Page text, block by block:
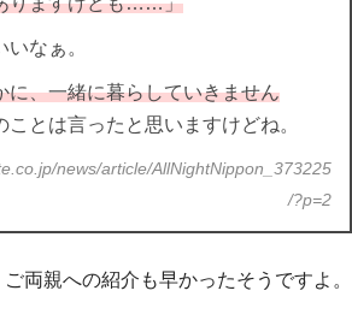
なぁ。
に、一緒に暮らしていきません
ことは言ったと思いますけどね。
news/article/AllNightNippon_373225
/?p=2
両親への紹介も早かったそうですよ。